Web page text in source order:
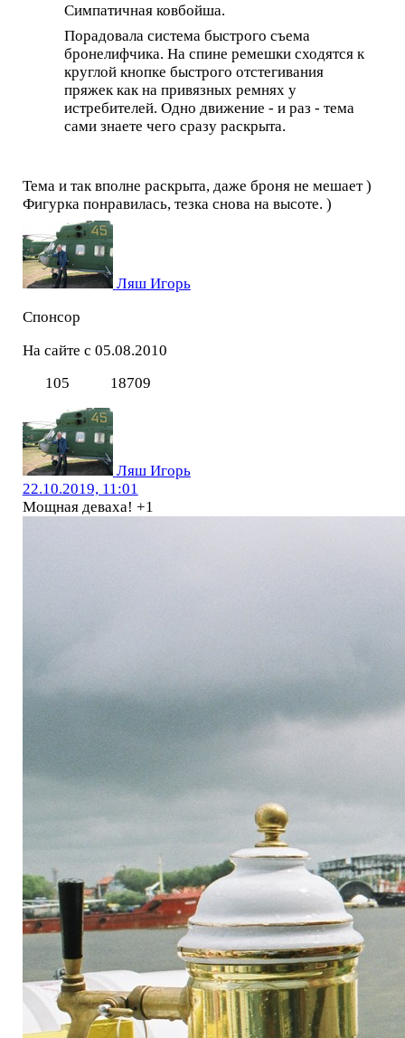
Симпатичная ковбойша.
Порадовала система быстрого съема
бронелифчика. На спине ремешки сходятся к
круглой кнопке быстрого отстегивания
пряжек как на привязных ремнях у
истребителей. Одно движение - и раз - тема
сами знаете чего сразу раскрыта.
Тема и так вполне раскрыта, даже броня не мешает )
Фигурка понравилась, тезка снова на высоте. )
Ляш Игорь
Спонсор
На сайте с 05.08.2010
105
18709
Ляш Игорь
22.10.2019, 11:01
Мощная деваха! +1